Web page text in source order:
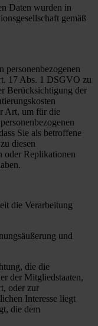
Daten wurden in
gemäß
personenbezogenen
17 Abs. 1 DSGVO zu
Berücksichtigung der
Art, um für die
Sie als betroffene
diesen
oder Replikationen
die Verarbeitung
und
die die
der Mitgliedstaaten,
oder zur
Interesse liegt
die dem